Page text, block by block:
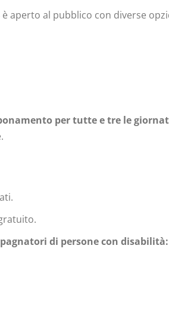
è aperto al pubblico con diverse
per tutte e tre le
di persone con disabilità: